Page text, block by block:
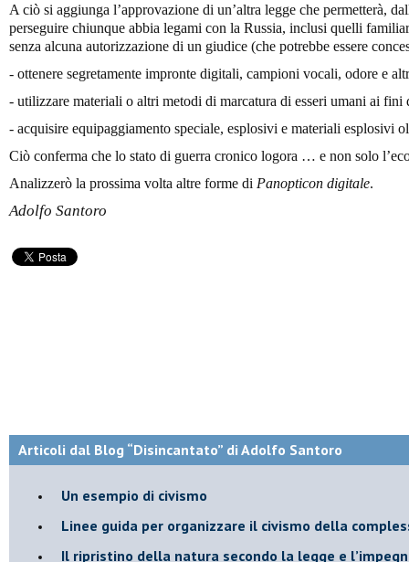
A ciò si aggiunga l’approvazione di un’altra legge che permetterà,
perseguire chiunque abbia legami con la Russia, inclusi quelli
senza alcuna autorizzazione di un giudice (che potrebbe essere
- ottenere segretamente impronte digitali, campioni vocali, odore e
- utilizzare materiali o altri metodi di marcatura di esseri umani ai
- acquisire equipaggiamento speciale, esplosivi e materiali esplosivi
Ciò conferma che lo stato di guerra cronico logora … e non solo
Analizzerò la prossima volta altre forme di Panopticon digitale.
Adolfo Santoro
Articoli dal Blog “Disincantato” di Adolfo Santoro
​Un esempio di civismo
​Linee guida per organizzare il civismo della
​Il ripristino della natura secondo la legge e